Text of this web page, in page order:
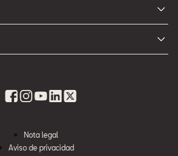
Nota legal
Aviso de privacidad